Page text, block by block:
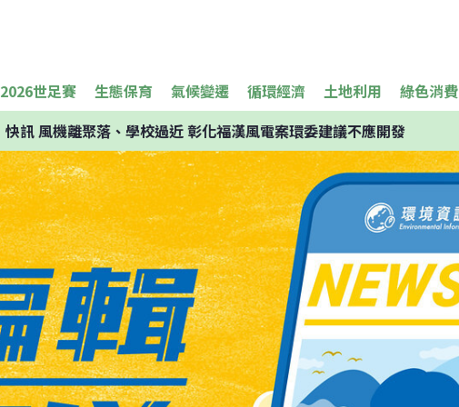
2026世足賽 生態保育 氣候變遷 循環經濟 土地利用 綠色消費
快訊風機離聚落、學校過近 彰化福漢風電案環委建議不應開發